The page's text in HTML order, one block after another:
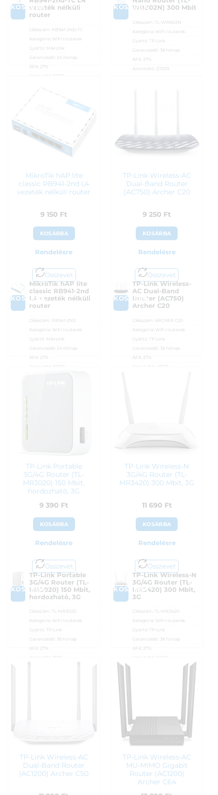
KOSÁRBAvezeték nélküli
router
Cikkszám: RB941-2ND-TC
Kategória: WiFi routerek
Gyártó: Mikrotik
Garanciaidő:
24 hónap
ÁFA:
27%
Azonosító:
30181
8 490
KOSÁRBAWR802N) 300 Mbit
Cikkszám:
TL-WR802N
Kategória: WiFi routerek
Gyártó:
TP-Link
Garanciaidő:
36 hónap
ÁFA:
27%
Azonosító:
27209
MikroTik hAP lite
classic RB941-2nd L4
vezeték nélküli router
9 150 Ft
KOSÁRBA
Rendelésre
Összevet
KOSÁRBA
MikroTik hAP lite
classic RB941-2nd
L4 vezeték nélküli
router
Cikkszám: RB941-2ND
Kategória: WiFi routerek
Gyártó: Mikrotik
Garanciaidő:
24 hónap
ÁFA:
27%
Azonosító:
30186
TP-Link Wireless-AC
Dual-Band Router
(AC750) Archer C20
9 250 Ft
KOSÁRBA
Rendelésre
Összevet
KOSÁRBA
TP-Link Wireless-
AC Dual-Band
Router (AC750)
Archer C20
Cikkszám: ARCHER C20
Kategória: WiFi routerek
Gyártó:
TP-Link
Garanciaidő:
36 hónap
ÁFA:
27%
Azonosító:
47061
TP-Link Portable
3G/4G Router (TL-
MR3020) 150 Mbit,
hordozható, 3G
9 390 Ft
KOSÁRBA
Rendelésre
Összevet
KOSÁRBA
TP-Link Portable
3G/4G Router (TL-
MR3020) 150 Mbit,
hordozható, 3G
Cikkszám:
TL-MR3020
Kategória: WiFi routerek
Gyártó:
TP-Link
Garanciaidő:
36 hónap
ÁFA:
27%
Azonosító: 16161
TP-Link Wireless-N
3G/4G Router (TL-
MR3420) 300 Mbit, 3G
11 690 Ft
KOSÁRBA
Rendelésre
Összevet
KOSÁRBA
TP-Link Wireless-N
3G/4G Router (TL-
MR3420) 300 Mbit,
3G
Cikkszám:
TL-MR3420
Kategória: WiFi routerek
Gyártó:
TP-Link
Garanciaidő:
36 hónap
ÁFA:
27%
Azonosító:
14582
TP-Link Wireless-AC
Dual-Band Router
(AC1200) Archer C50
TP-Link Wireless-AC
MU-MIMO Gigabit
Router (AC1200)
Archer C64